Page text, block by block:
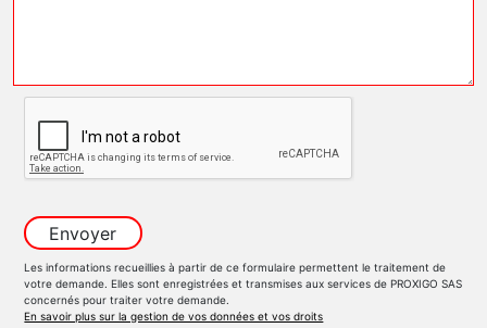
Les informations recueillies à partir de ce formulaire permettent le traitement de
votre demande. Elles sont enregistrées et transmises aux services de PROXIGO SAS
concernés pour traiter votre demande.
En savoir plus sur la gestion de vos données et vos droits